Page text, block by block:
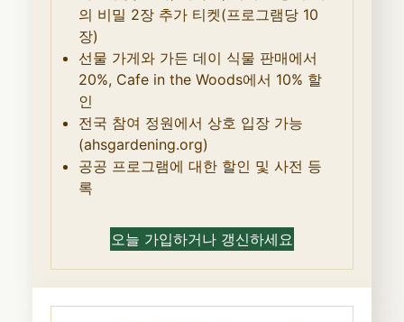
의 비밀 2장 추가 티켓(프로그램당 10
장)
선물 가게와 가든 데이 식물 판매에서
20%, Cafe in the Woods에서 10% 할
인
전국 참여 정원에서 상호 입장 가능
(ahsgardening.org)
공공 프로그램에 대한 할인 및 사전 등
록
오늘 가입하거나 갱신하세요